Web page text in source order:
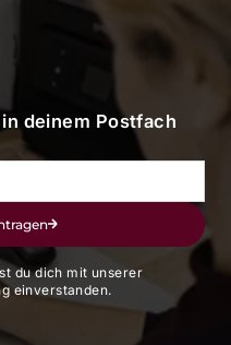
deinem Postfach
du dich mit unserer
einverstanden.